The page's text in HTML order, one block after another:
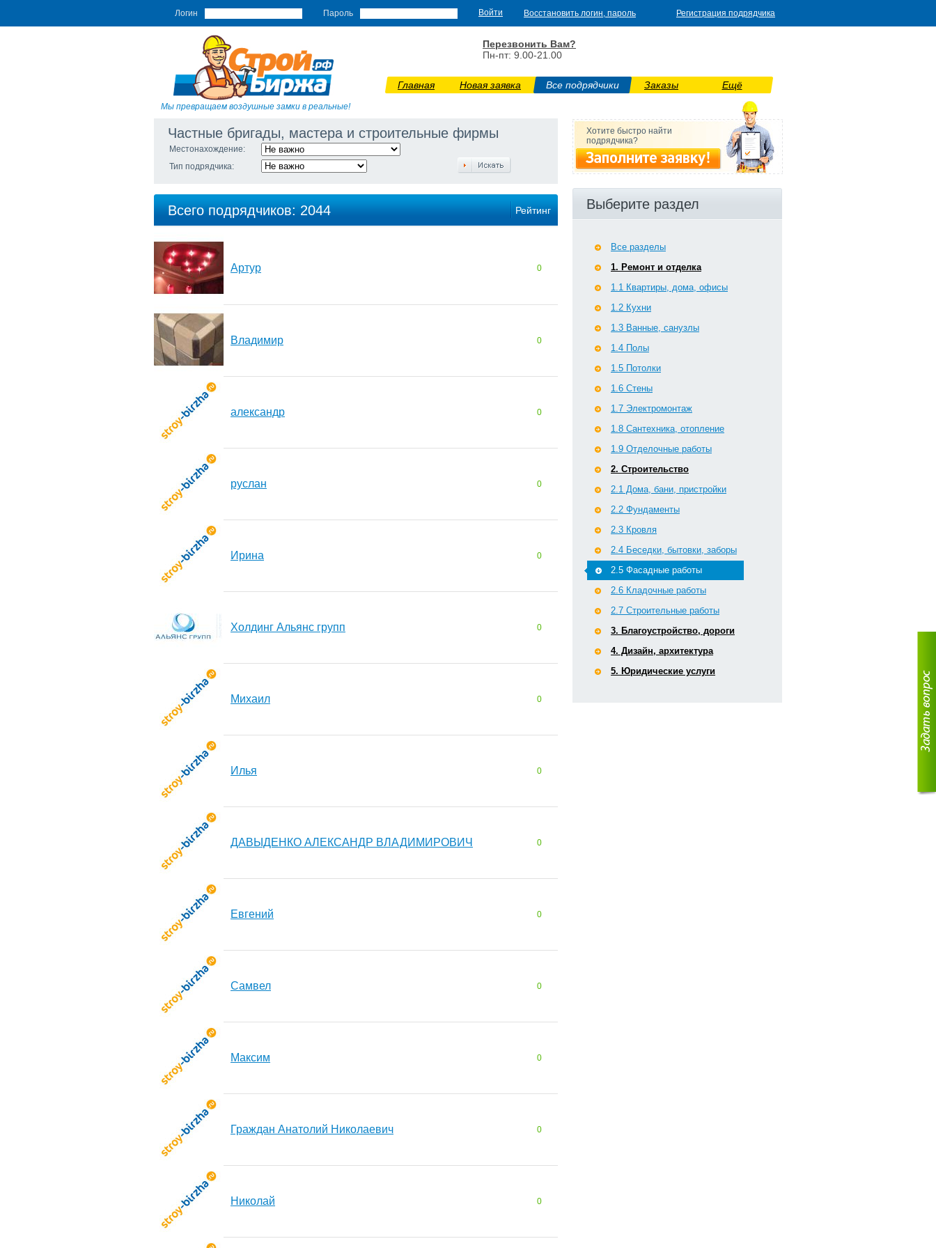
Логин Пароль Восстановить логин, пароль Регистрация подрядчика
Мы превращаем воздушные замки в реальные!
Перезвонить Вам?
Пн-пт: 9.00-21.00
Главная Новая заявка Все подрядчики Заказы Ещё
Частные бригады, мастера и строительные фирмы
Местонахождение:
Тип подрядчика:
Рейтинг
Всего подрядчиков: 2044
Артур 0
Владимир 0
александр 0
руслан 0
Ирина 0
Холдинг Альянс групп 0
Михаил 0
Илья 0
ДАВЫДЕНКО АЛЕКСАНДР ВЛАДИМИРОВИЧ 0
Евгений 0
Самвел 0
Максим 0
Граждан Анатолий Николаевич 0
Николай 0
Хотите быстро найти
подрядчика?
Выберите раздел
Все разделы
1. Ремонт и отделка
1.1 Квартиры, дома, офисы
1.2 Кухни
1.3 Ванные, санузлы
1.4 Полы
1.5 Потолки
1.6 Стены
1.7 Э­лектромонтаж
1.8 Сантехника, отопление
1.9 Отделочные работы
2. Строительство
2.1 Дома, бани, пристройки
2.2 Фундаменты
2.3 Кровля
2.4 Беседки, бытовки, заборы
2.5 Фасадные работы
2.6 Кладочные работы
2.7 Строительные работы
3. Благоустройство, дороги
4. Дизайн, архитектура
5. Юридические услуги